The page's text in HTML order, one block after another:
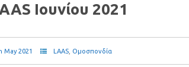
Ιουνίου 2021
May 2021 LAAS Ομοσπονδία